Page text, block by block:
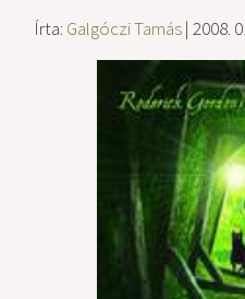
Írta: Galgóczi Tamás| 2008.